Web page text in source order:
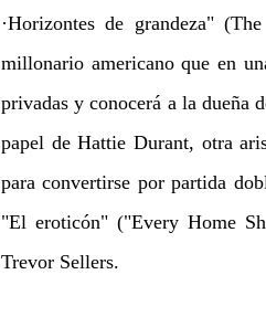
·Horizontes de grandeza"
millonario americano que en
privadas y conocerá a la dueña
papel de Hattie Durant, otra
para convertirse por partida
"El eroticón" ("Every Home
Trevor Sellers.